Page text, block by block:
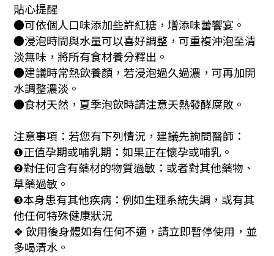
貼心提醒
●可依個人口味添加些許紅糖，增添味蕾饗宴。
●浸泡時間與水量可以喜好調整，可重複沖泡至清
淡無味，將所有食材養分釋出。
●建議時常熱飲養顏，若浸泡過久過濃，可再加開
水調整濃淡。
●食材天然，夏季泡飲時請注意天熱發酵腐敗。
注意事項：若您有下列情況，建議先詢問醫師：
❶正值孕期或哺乳期：如果正在懷孕或哺乳。
❷對任何含有藥材的物質過敏：或者對其他藥物、
草藥過敏。
❸本身患有其他疾病：例如生理系統失調，或有其
他任何特殊健康狀況
❖ 飲用後身體如有任何不適，請立即暫停使用，並
多喝清水。